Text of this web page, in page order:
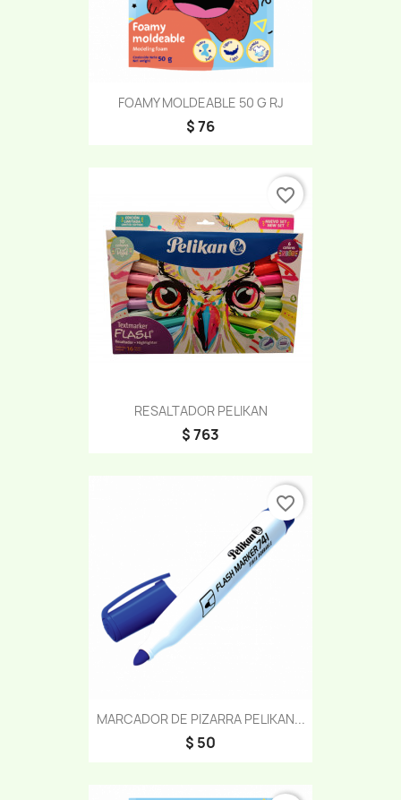
FOAMY MOLDEABLE 50 G RJ
$ 76
RESALTADOR PELIKAN
$ 763
favorite_border
MARCADOR DE PIZARRA PELIKAN...
$ 50
favorite_border